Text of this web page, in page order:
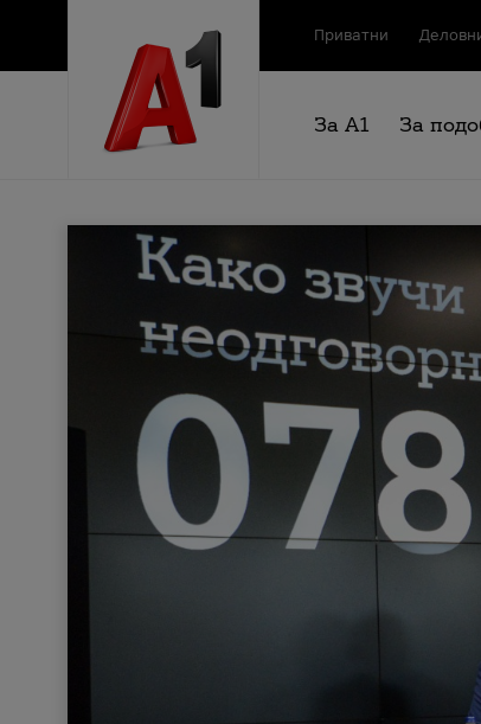
Приватни
За А1 За